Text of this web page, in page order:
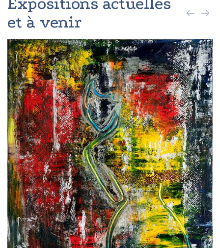
Expositions actuelles
et à venir